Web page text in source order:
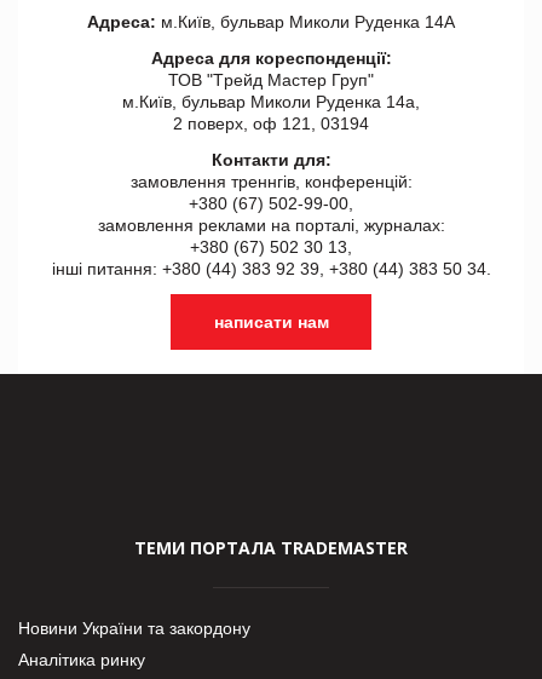
Адреса: м.Київ, бульвар Миколи Руденка 14А
Адреса для кореспонденції:
ТОВ "Tрейд Мастер Груп"
м.Київ, бульвар Миколи Руденка 14а,
2 поверх, оф 121, 03194
Контакти для:
замовлення треннгів, конференцій:
+380 (67) 502-99-00,
замовлення реклами на порталі, журналах:
+380 (67) 502 30 13,
інші питання: +380 (44) 383 92 39, +380 (44) 383 50 34.
написати нам
ТЕМИ ПОРТАЛА TRADEMASTER
Новини України та закордону
Аналітика ринку